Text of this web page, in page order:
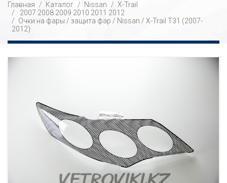
выходной
Главная Каталог Nissan
X-Trail
2007 2008 2009 2010 2011 2012
Очки на фары / защита фар / Nissan / X-Trail T31 (2007-
2012)